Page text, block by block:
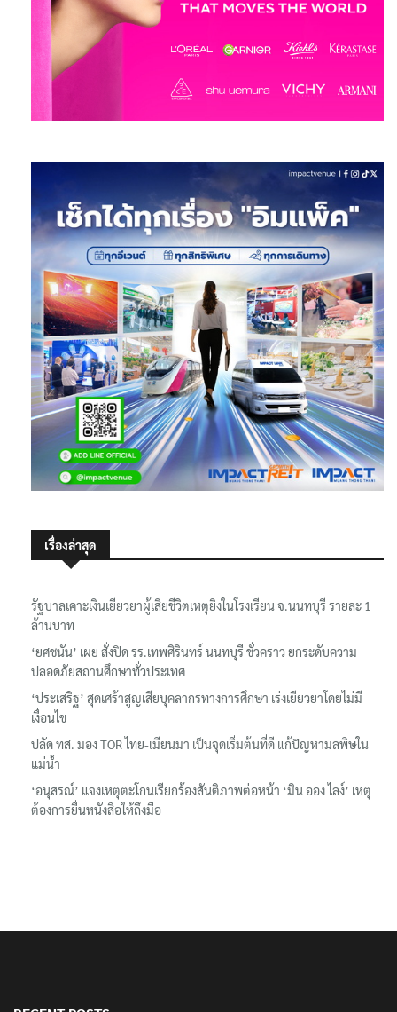
เรื่องล่าสุด
รัฐบาลเคาะเงินเยียวยาผู้เสียชีวิตเหตุยิงในโรงเรียน จ.นนทบุรี รายละ 1
ล้านบาท
‘ยศชนัน’ เผย สั่งปิด รร.เทพศิรินทร์ นนทบุรี ชั่วคราว ยกระดับความ
ปลอดภัยสถานศึกษาทั่วประเทศ
‘ประเสริฐ’ สุดเศร้าสูญเสียบุคลากรทางการศึกษา เร่งเยียวยาโดยไม่มี
เงื่อนไข
ปลัด ทส. มอง TOR ไทย-เมียนมา เป็นจุดเริ่มต้นที่ดี แก้ปัญหามลพิษใน
แม่น้ำ
‘อนุสรณ์’ แจงเหตุตะโกนเรียกร้องสันติภาพต่อหน้า ‘มิน ออง ไลง์’ เหตุ
ต้องการยื่นหนังสือให้ถึงมือ